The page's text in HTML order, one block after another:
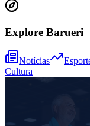
Explore Barueri
Notícias
Cultura